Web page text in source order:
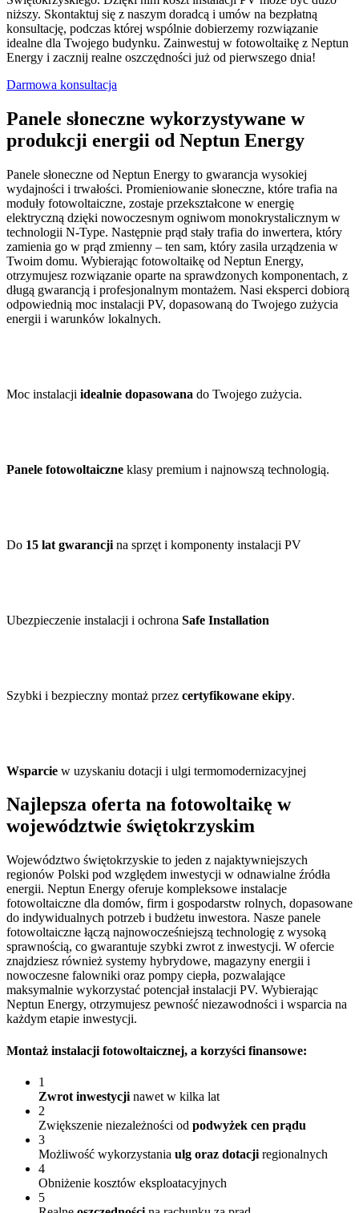
niższy. Skontaktuj się z naszym doradcą i umów na bezpłatną
konsultację, podczas której wspólnie dobierzemy rozwiązanie
idealne dla Twojego budynku. Zainwestuj w fotowoltaikę z Neptun
Energy i zacznij realne oszczędności już od pierwszego dnia!
Darmowa konsultacja
Panele słoneczne wykorzystywane w
produkcji energii od Neptun Energy
Panele słoneczne od Neptun Energy to gwarancja wysokiej
wydajności i trwałości. Promieniowanie słoneczne, które trafia na
moduły fotowoltaiczne, zostaje przekształcone w energię
elektryczną dzięki nowoczesnym ogniwom monokrystalicznym w
technologii N-Type. Następnie prąd stały trafia do inwertera, który
zamienia go w prąd zmienny – ten sam, który zasila urządzenia w
Twoim domu. Wybierając fotowoltaikę od Neptun Energy,
otrzymujesz rozwiązanie oparte na sprawdzonych komponentach, z
długą gwarancją i profesjonalnym montażem. Nasi eksperci dobiorą
odpowiednią moc instalacji PV, dopasowaną do Twojego zużycia
energii i warunków lokalnych.
Moc instalacji idealnie dopasowana do Twojego zużycia.
Panele fotowoltaiczne klasy premium i najnowszą technologią.
Do 15 lat gwarancji na sprzęt i komponenty instalacji PV
Ubezpieczenie instalacji i ochrona Safe Installation
Szybki i bezpieczny montaż przez certyfikowane ekipy.
Wsparcie w uzyskaniu dotacji i ulgi termomodernizacyjnej
Najlepsza oferta na fotowoltaikę w
województwie świętokrzyskim
Województwo świętokrzyskie to jeden z najaktywniejszych
regionów Polski pod względem inwestycji w odnawialne źródła
energii. Neptun Energy oferuje kompleksowe instalacje
fotowoltaiczne dla domów, firm i gospodarstw rolnych, dopasowane
do indywidualnych potrzeb i budżetu inwestora. Nasze panele
fotowoltaiczne łączą najnowocześniejszą technologię z wysoką
sprawnością, co gwarantuje szybki zwrot z inwestycji. W ofercie
znajdziesz również systemy hybrydowe, magazyny energii i
nowoczesne falowniki oraz pompy ciepła, pozwalające
maksymalnie wykorzystać potencjał instalacji PV. Wybierając
Neptun Energy, otrzymujesz pewność niezawodności i wsparcia na
każdym etapie inwestycji.
Montaż instalacji fotowoltaicznej, a korzyści finansowe:
1
Zwrot inwestycji nawet w kilka lat
2
Zwiększenie niezależności od podwyżek cen prądu
3
Możliwość wykorzystania ulg oraz dotacji regionalnych
4
Obniżenie kosztów eksploatacyjnych
5